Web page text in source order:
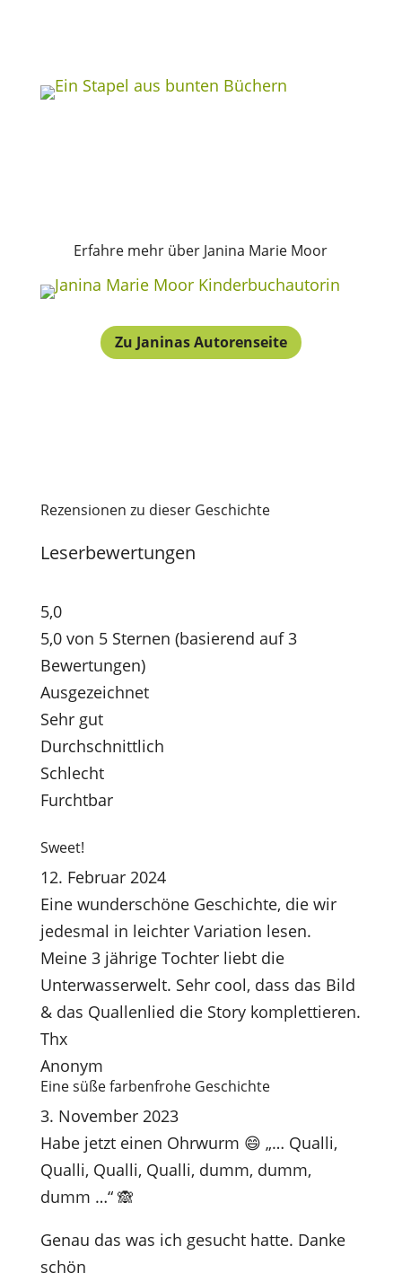
Erfahre mehr über Janina Marie Moor
Zu Janinas Autorenseite
Rezensionen zu dieser Geschichte
Leserbewertungen
5,0
5,0 von 5 Sternen (basierend auf 3
Bewertungen)
Ausgezeichnet
Sehr gut
Durchschnittlich
Schlecht
Furchtbar
Sweet!
12. Februar 2024
Eine wunderschöne Geschichte, die wir
jedesmal in leichter Variation lesen.
Meine 3 jährige Tochter liebt die
Unterwasserwelt. Sehr cool, dass das Bild
& das Quallenlied die Story komplettieren.
Thx
Anonym
Eine süße farbenfrohe Geschichte
3. November 2023
Habe jetzt einen Ohrwurm 😄 „… Qualli,
Qualli, Qualli, Qualli, dumm, dumm,
dumm …“ 🙈
Genau das was ich gesucht hatte. Danke
schön